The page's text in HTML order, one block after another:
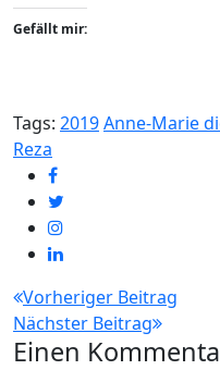
Gefällt mir:
Tags: 2019Anne-Marie
Reza
Vorheriger Beitrag
Nächster Beitrag
Einen